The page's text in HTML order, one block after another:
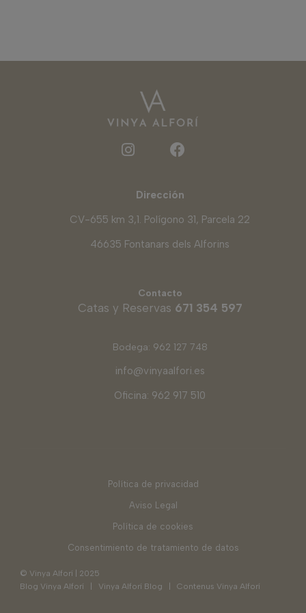
Dirección
CV-655 km 3,1. Polígono 31, Parcela 22
46635 Fontanars dels Alforins
Contacto
Catas y Reservas 671 354 597
Bodega: 962 127 748
info@vinyaalfori.es
Oficina: 962 917 510
Política de privacidad
Aviso Legal
Política de cookies
Consentimiento de tratamiento de datos
© Vinya Alforí | 2025
Blog Vinya Alforí
Vinya Alforí Blog Contenus Vinya Alforí